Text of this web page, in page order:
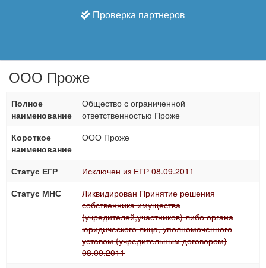
Проверка партнеров
ООО Проже
Полное
наименование
Общество с ограниченной
ответственностью Проже
Короткое
наименование
ООО Проже
Статус ЕГР
Исключен из ЕГР 08.09.2011
Статус МНС
Ликвидирован Принятие решения
собственника имущества
(учредителей,участников) либо органа
юридического лица, уполномоченного
уставом (учредительным договором)
08.09.2011